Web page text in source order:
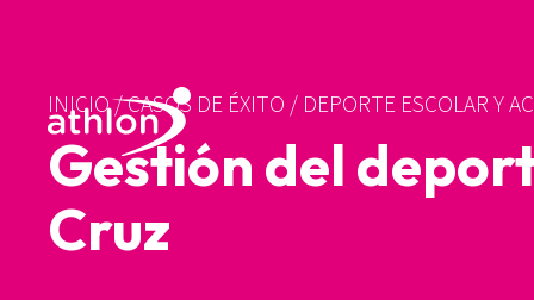
INICIO/CASOS DE ÉXITO/ DEPORTE ESCOLAR Y
Gestión del
Cruz